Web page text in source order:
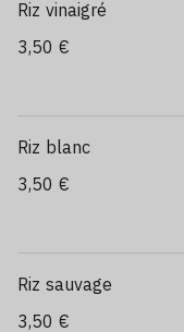
Riz vinaigré
3,50 €
Riz blanc
3,50 €
Riz sauvage
3,50 €